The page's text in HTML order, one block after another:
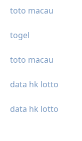
toto macau
togel
toto macau
data hk lotto
data hk lotto